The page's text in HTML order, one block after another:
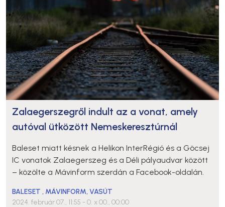
Zalaegerszegről indult az a vonat, amely
autóval ütközött Nemeskeresztúrnál
Baleset miatt késnek a Helikon InterRégió és a Göcsej
IC vonatok Zalaegerszeg és a Déli pályaudvar között
– közölte a Mávinform szerdán a Facebook-oldalán.
BALESET , MÁVINFORM,VASÚT
2024. február 07., 11:55 - 0. x 00., 00:00